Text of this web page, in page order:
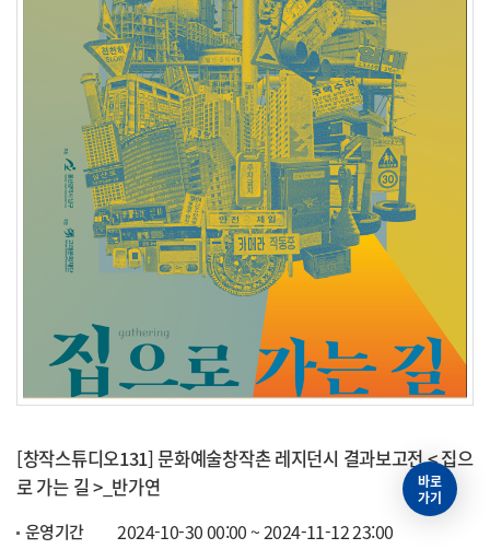
[창작스튜디오131] 문화예술창작촌 레지던시 결과보고전 < 집으
로 가는 길 >_반가연
운영기간 2024-10-30 00:00 ~ 2024-11-12 23:00
바로
가기